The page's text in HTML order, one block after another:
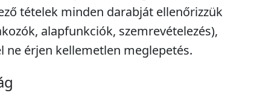
tételek minden darabját ellenőrizzük
alapfunkciók, szemrevételezés),
ne érjen kellemetlen meglepetés.